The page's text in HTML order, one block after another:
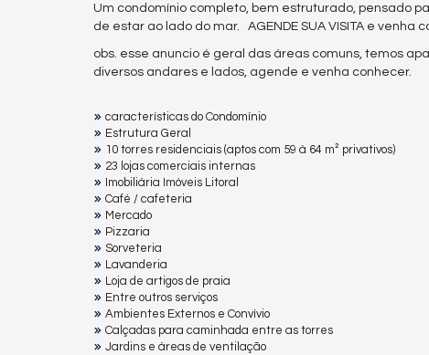
Um condomínio completo, bem estruturado, pensado
de estar ao lado do mar. AGENDE SUA VISITA e venha
obs. esse anuncio é geral das áreas comuns, temos
diversos andares e lados, agende e venha conhecer.
características do Condomínio
Estrutura Geral
10 torres residenciais (aptos com 59 à 64 m² privativos)
23 lojas comerciais internas
Imobiliária Imóveis Litoral
Café / cafeteria
Mercado
Pizzaria
Sorveteria
Lavanderia
Loja de artigos de praia
Entre outros serviços
Ambientes Externos e Convívio
Calçadas para caminhada entre as torres
Jardins e áreas de ventilação